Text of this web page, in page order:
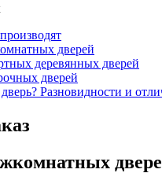
дверей
деревянных дверей
дверей
Разновидности и